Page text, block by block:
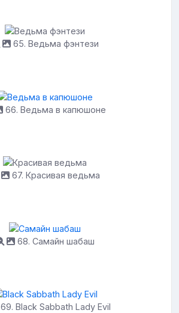
65. Ведьма фэнтези
66. Ведьма в капюшоне
67. Красивая ведьма
68. Самайн шабаш
69. Black Sabbath Lady Evil